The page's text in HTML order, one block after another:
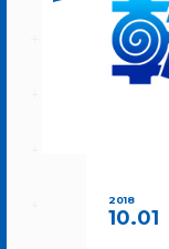
2018
10.01